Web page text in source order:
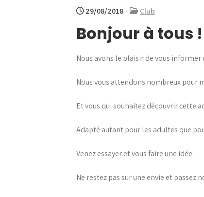
29/08/2018 Club
Bonjour à tous
Nous avons le plaisir de vous informer
Nous vous attendons nombreux pour
Et vous qui souhaitez découvrir cette
Adapté autant pour les adultes que
Venez essayer et vous faire une idée.
Ne restez pas sur une envie et passez